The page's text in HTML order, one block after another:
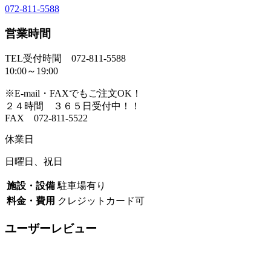
072-811-5588
営業時間
TEL受付時間 072-811-5588
10:00～19:00
※E-mail・FAXでもご注文OK！
２４時間 ３６５日受付中！！
FAX 072-811-5522
休業日
日曜日、祝日
施設・設備 駐車場有り
料金・費用 クレジットカード可
ユーザーレビュー